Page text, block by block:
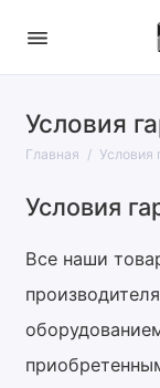
Условия
Главная Условия
Условия
Все наши